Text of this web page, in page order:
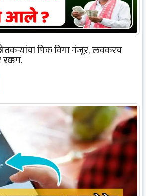
पिक विमा मंजूर, लवकरच